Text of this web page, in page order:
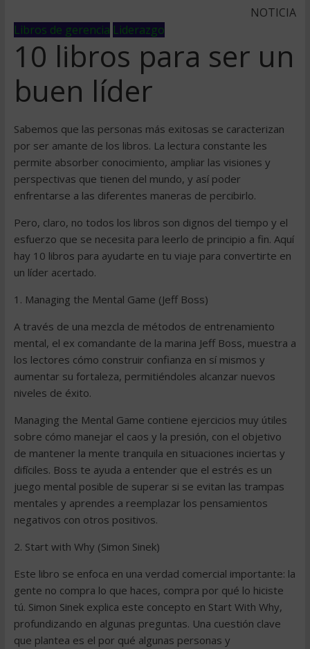
NOTICIA
Libros de gerencia Liderazgo
10 libros para ser un
buen líder
Sabemos que las personas más exitosas se caracterizan
por ser amante de los libros. La lectura constante les
permite absorber conocimiento, ampliar las visiones y
perspectivas que tienen del mundo, y así poder
enfrentarse a las diferentes maneras de percibirlo.
Pero, claro, no todos los libros son dignos del tiempo y el
esfuerzo que se necesita para leerlo de principio a fin. Aquí
hay 10 libros para ayudarte en tu viaje para convertirte en
un líder acertado.
1. Managing the Mental Game (Jeff Boss)
A través de una mezcla de métodos de entrenamiento
mental, el ex comandante de la marina Jeff Boss, muestra a
los lectores cómo construir confianza en sí mismos y
aumentar su fortaleza, permitiéndoles alcanzar nuevos
niveles de éxito.
Managing the Mental Game contiene ejercicios muy útiles
sobre cómo manejar el caos y la presión, con el objetivo
de mantener la mente tranquila en situaciones inciertas y
difíciles. Boss te ayuda a entender que el estrés es un
juego mental posible de superar si se evitan las trampas
mentales y aprendes a reemplazar los pensamientos
negativos con otros positivos.
2. Start with Why (Simon Sinek)
Este libro se enfoca en una verdad comercial importante: la
gente no compra lo que haces, compra por qué lo hiciste
tú. Simon Sinek explica este concepto en Start With Why,
profundizando en algunas preguntas. Una cuestión clave
que plantea es el por qué algunas personas y